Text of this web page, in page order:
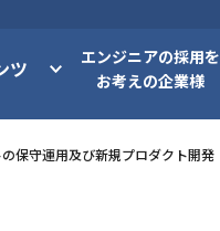
ツ
エンジニアの採用を
お考えの企業様
保守運用及び新規プロダクト開発